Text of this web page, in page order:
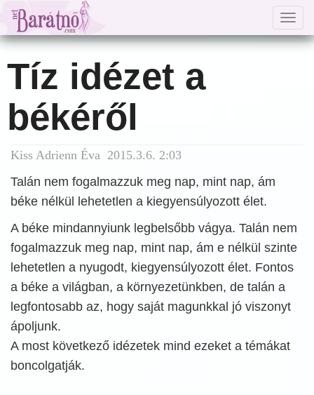
Tíz idézet a
békéről
Kiss Adrienn Éva 2015.3.6. 2:03
Talán nem fogalmazzuk meg nap, mint nap, ám
béke nélkül lehetetlen a kiegyensúlyozott élet.
A béke mindannyiunk legbelsőbb vágya. Talán nem
fogalmazzuk meg nap, mint nap, ám e nélkül szinte
lehetetlen a nyugodt, kiegyensúlyozott élet. Fontos
a béke a világban, a környezetünkben, de talán a
legfontosabb az, hogy saját magunkkal jó viszonyt
ápoljunk.
A most következő idézetek mind ezeket a témákat
boncolgatják.